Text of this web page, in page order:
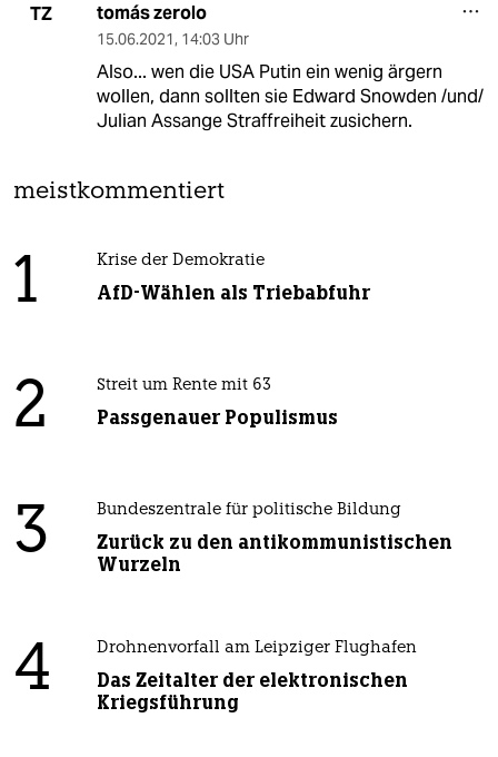
TZ tomás zerolo
15.06.2021, 14:03 Uhr
Also... wen die USA Putin ein wenig ärgern
wollen, dann sollten sie Edward Snowden /und/
Julian Assange Straffreiheit zusichern.
meistkommentiert
1 Krise der Demokratie
AfD-Wählen als Triebabfuhr
2 Streit um Rente mit 63
Passgenauer Populismus
3 Bundeszentrale für politische Bildung
Zurück zu den antikommunistischen
Wurzeln
4 Drohnenvorfall am Leipziger Flughafen
Das Zeitalter der elektronischen
Kriegsführung